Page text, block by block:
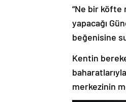
“Ne bir köfte
yapacağı
beğenisine
Kentin
merkezinin